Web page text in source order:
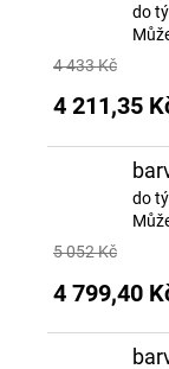
do
4 433 Kč
4 211,35
do
5 052 Kč
4 799,40